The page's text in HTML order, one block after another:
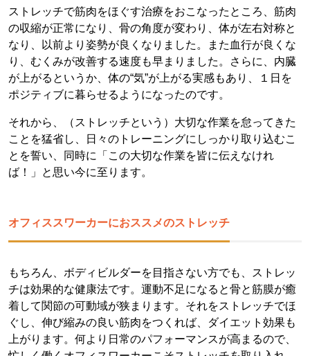
ストレッチで筋肉をほぐす治療をおこなったところ、筋肉
の収縮が正常になり、骨の角度が変わり、体が左右対称と
なり、以前より姿勢が良くなりました。また血行が良くな
り、むくみが改善する速度も早まりました。さらに、内臓
が上がるというか、体の“気”が上がる実感もあり、１日を
ポジティブに暮らせるようになったのです。
それから、（ストレッチという）大切な作業を怠ってきた
ことを猛省し、日々のトレーニングにしっかり取り込むこ
とを誓い、同時に「この大切な作業を皆に伝えなけれ
ば！」と思い今に至ります。
オフィススワーカーにおススメのストレッチ
もちろん、ボディビルダーを目指さない方でも、ストレッ
チは効果的な健康法です。運動不足になると骨と筋膜が癒
着して関節の可動域が狭まります。それをストレッチでほ
ぐし、伸び縮みの良い筋肉をつくれば、ダイエット効果も
上がります。何より日常のパフォーマンスが高まるので、